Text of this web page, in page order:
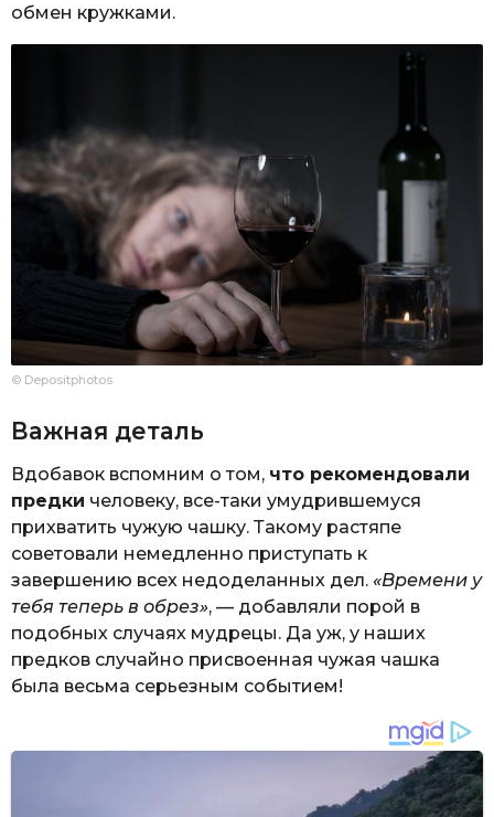
обмен кружками.
© Depositphotos
Важная деталь
Вдобавок вспомним о том, что рекомендовали
предки человеку, все-таки умудрившемуся
прихватить чужую чашку. Такому растяпе
советовали немедленно приступать к
завершению всех недоделанных дел. «Времени у
тебя теперь в обрез», — добавляли порой в
подобных случаях мудрецы. Да уж, у наших
предков случайно присвоенная чужая чашка
была весьма серьезным событием!